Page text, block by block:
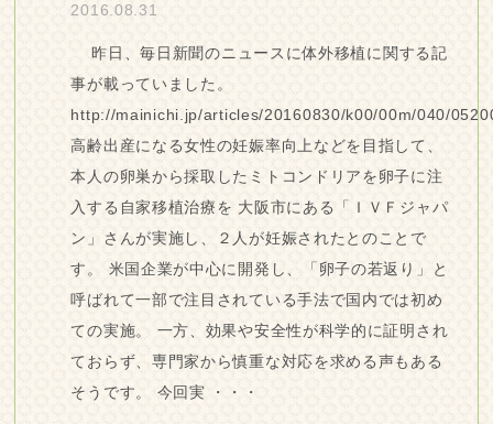
2016.08.31
昨日、毎日新聞のニュースに体外移植に関する記
事が載っていました。
http://mainichi.jp/articles/20160830/k00/00m/040/
高齢出産になる女性の妊娠率向上などを目指して、
本人の卵巣から採取したミトコンドリアを卵子に注
入する自家移植治療を 大阪市にある「ＩＶＦジャパ
ン」さんが実施し、２人が妊娠されたとのことで
す。 米国企業が中心に開発し、「卵子の若返り」と
呼ばれて一部で注目されている手法で国内では初め
ての実施。 一方、効果や安全性が科学的に証明され
ておらず、専門家から慎重な対応を求める声もある
そうです。 今回実 ・・・